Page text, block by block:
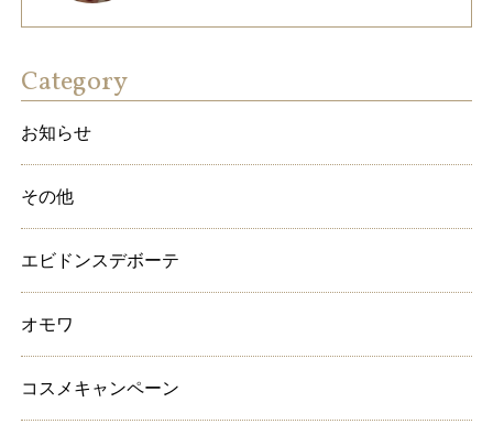
Category
お知らせ
その他
エビドンスデボーテ
オモワ
コスメキャンペーン